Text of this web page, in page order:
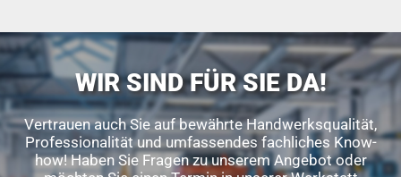
WIR SIND FÜR SIE DA!
Vertrauen auch Sie auf bewährte Handwerksqualität,
Professionalität und umfassendes fachliches Know-
how! Haben Sie Fragen zu unserem Angebot oder